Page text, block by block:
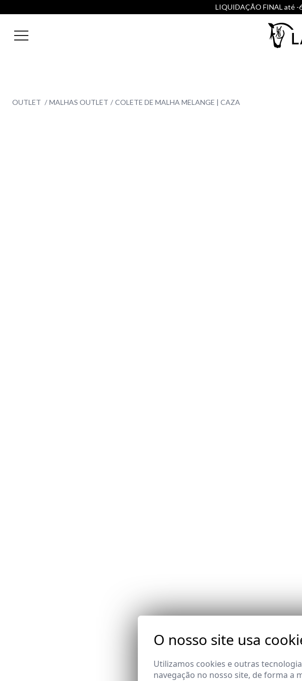
LIQUIDAÇÃO FINAL até -
OUTLET MALHAS OUTLET COLETE DE MALHA MELANGE | CAZA
O nosso site usa
Utilizamos cookies e outras
navegação no nosso site, de forma a